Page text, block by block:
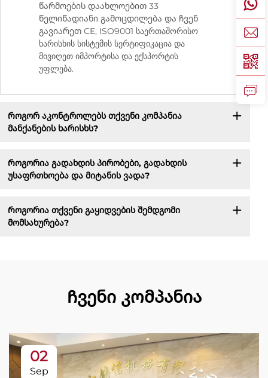
წარმოების დაახლოებით 33
წელიწადიანი გამოცდილება და ჩვენ
გავიარეთ CE, ISO9001 საერთაშორისო
ხარისხის სისტემის სერტიფიკაცია და
მივიღეთ იმპორტისა და ექსპორტის
უფლება.
Როგორ აკონტროლებს თქვენი კომპანია
მანქანების ხარისხს?
Როგორია გადახდის პირობები, გადახდის
უსაფრთხოება და მიტანის ვადა?
Როგორია თქვენი გაყიდვების შემდგომი
მომსახურება?
Ჩვენი კომპანია
02
Sep